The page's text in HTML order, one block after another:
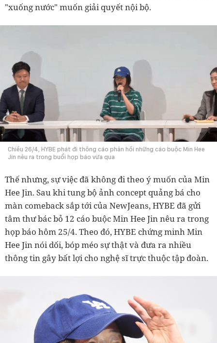
"xuống nước" muốn giải quyết nội bộ.
Chiều 26/4, HYBE phát đi thông cáo phản hồi những cáo buộc Min Hee
Jin nêu ra trong buổi họp báo vừa qua
Thế nhưng, sự việc đã không đi theo ý muốn của Min
Hee Jin. Sau khi tung bộ ảnh concept quảng bá cho
màn comeback sắp tới của NewJeans, HYBE đã gửi
tâm thư bác bỏ 12 cáo buộc Min Hee Jin nêu ra trong
họp báo hôm 25/4. Theo đó, HYBE chứng minh Min
Hee Jin nói dối, bóp méo sự thật và đưa ra nhiều
thông tin gây bất lợi cho nghệ sĩ trực thuộc tập đoàn.